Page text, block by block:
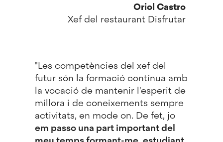
Oriol Castro
Xef del restaurant Disfrutar
"Les competències del xef del
futur són la formació contínua amb
la vocació de mantenir l'esperit de
millora i de coneixements sempre
activitats, en mode on. De fet, jo
em passo una part important del